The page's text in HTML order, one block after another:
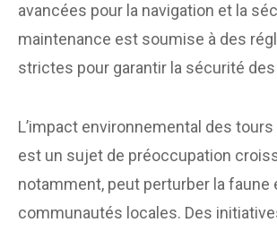
avancées pour la navigation et la
maintenance est soumise à des
strictes pour garantir la sécurité
L’impact environnemental des
est un sujet de préoccupation
notamment, peut perturber la faune
communautés locales. Des